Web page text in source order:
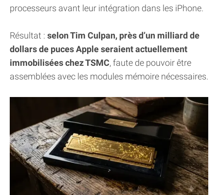
processeurs avant leur intégration dans les iPhone.
Résultat : selon Tim Culpan, près d’un milliard de
dollars de puces Apple seraient actuellement
immobilisées chez TSMC, faute de pouvoir être
assemblées avec les modules mémoire nécessaires.